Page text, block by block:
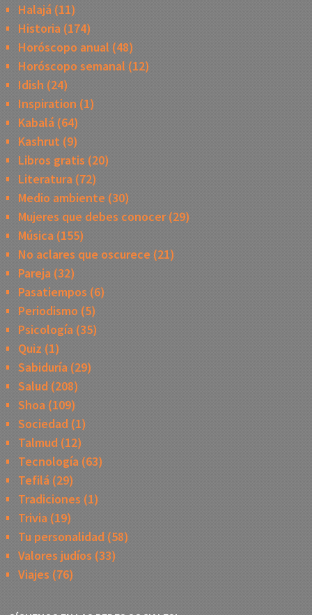
Halajá(11)
Historia(174)
Horóscopo anual (48)
Horóscopo semanal (12)
Idish (24)
Inspiration (1)
Kabalá(64)
Kashrut (9)
Libros gratis (20)
Literatura(72)
Medio ambiente (30)
Mujeres que debes conocer(29)
Música(155)
No aclares que oscurece (21)
Pareja(32)
Pasatiempos (6)
Periodismo (5)
Psicología(35)
Quiz (1)
Sabiduría(29)
Salud (208)
Shoa(109)
Sociedad(1)
Talmud (12)
Tecnología(63)
Tefilá(29)
Tradiciones (1)
Trivia(19)
Tu personalidad(58)
Valores judíos (33)
Viajes (76)